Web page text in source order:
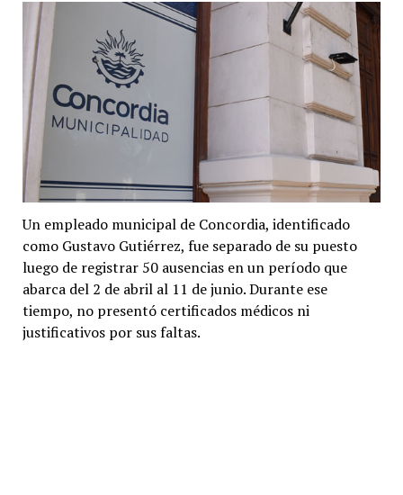
Un empleado municipal de Concordia, identificado
como Gustavo Gutiérrez, fue separado de su puesto
luego de registrar 50 ausencias en un período que
abarca del 2 de abril al 11 de junio. Durante ese
tiempo, no presentó certificados médicos ni
justificativos por sus faltas.